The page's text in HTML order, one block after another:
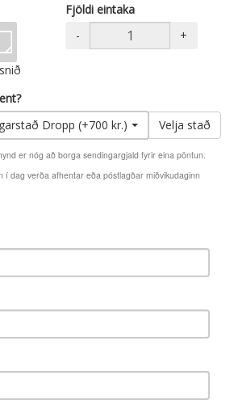
Fjöldi eintaka
-
+
Dropp (+700 kr.)
Velja stað
er nóg að borga sendingargjald fyrir eina pöntun.
í dag verða afhentar eða póstlagðar miðvikudaginn